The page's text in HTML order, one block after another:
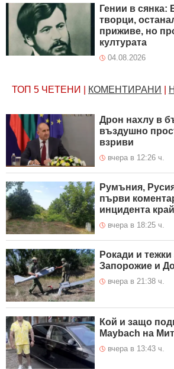
Гении в сянка:
творци,
приживе, но
културата
04.08.2026
ТОП 5 ЧЕТЕНИ КОМЕНТИРАНИ
Дрон нахлу в
въздушно
взриви
вчера в 12:26 ч.
Румъния,
първи
инцидента
вчера в 18:25 ч.
Рокади и
Запорожие и
вчера в 21:38 ч.
Кой и защо
Maybach на
вчера в 13:43 ч.